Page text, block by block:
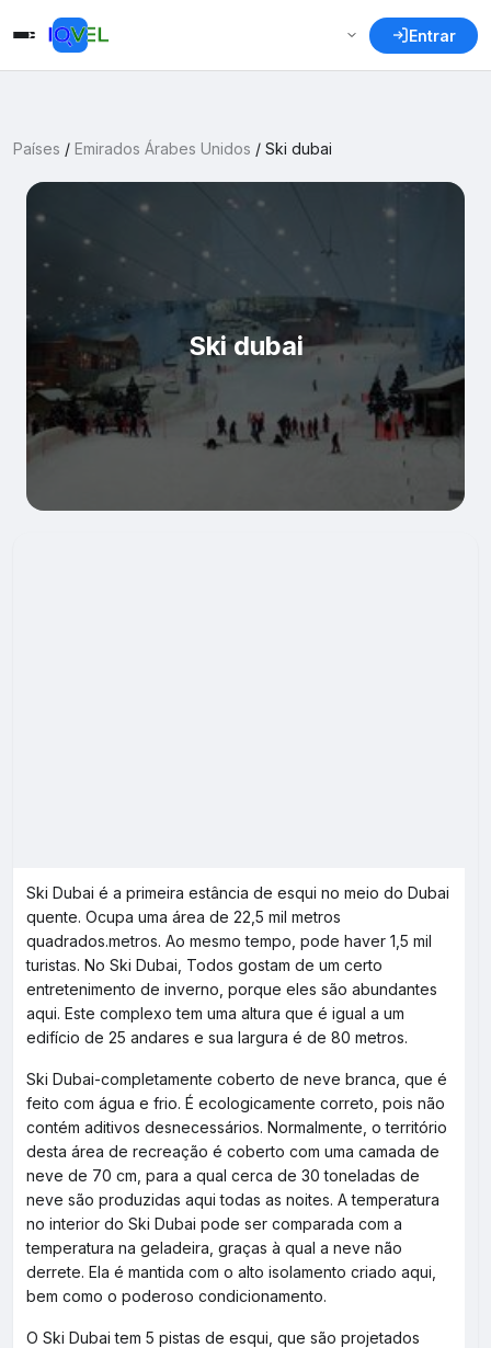
Entrar
Países / Emirados Árabes Unidos / Ski dubai
Ski dubai
Ski Dubai é a primeira estância de esqui no meio do Dubai
quente. Ocupa uma área de 22,5 mil metros
quadrados.metros. Ao mesmo tempo, pode haver 1,5 mil
turistas. No Ski Dubai, Todos gostam de um certo
entretenimento de inverno, porque eles são abundantes
aqui. Este complexo tem uma altura que é igual a um
edifício de 25 andares e sua largura é de 80 metros.
Ski Dubai-completamente coberto de neve branca, que é
feito com água e frio. É ecologicamente correto, pois não
contém aditivos desnecessários. Normalmente, o território
desta área de recreação é coberto com uma camada de
neve de 70 cm, para a qual cerca de 30 toneladas de
neve são produzidas aqui todas as noites. A temperatura
no interior do Ski Dubai pode ser comparada com a
temperatura na geladeira, graças à qual a neve não
derrete. Ela é mantida com o alto isolamento criado aqui,
bem como o poderoso condicionamento.
O Ski Dubai tem 5 pistas de esqui, que são projetados